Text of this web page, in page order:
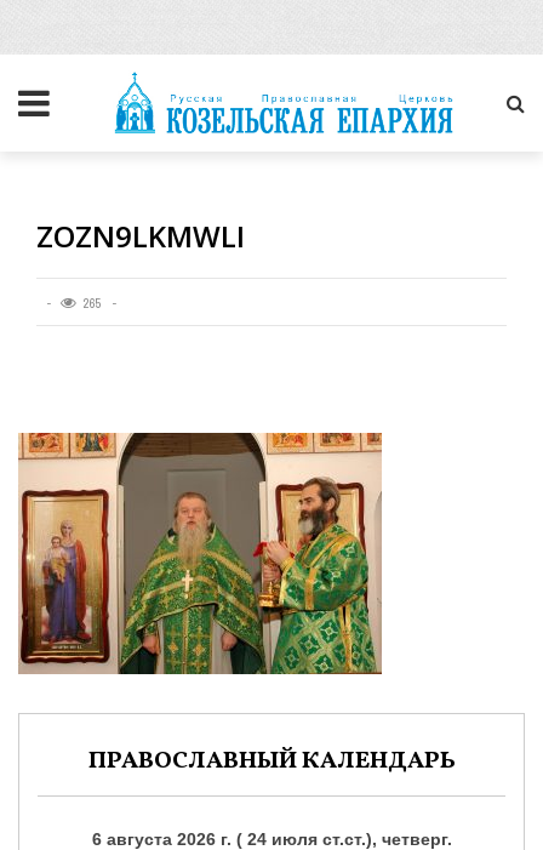
ZOZN9LKMWLI
265
ПРАВОСЛАВНЫЙ КАЛЕНДАРЬ
6 августа 2026 г. ( 24 июля ст.ст.), четверг.